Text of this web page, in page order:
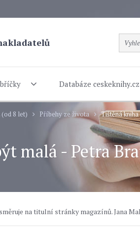
Databáze ceskeknihy.cz
(od 8 let) Příbehy ze života Tištěná
malá - Petra
na titulní stránky magazínů. Jana